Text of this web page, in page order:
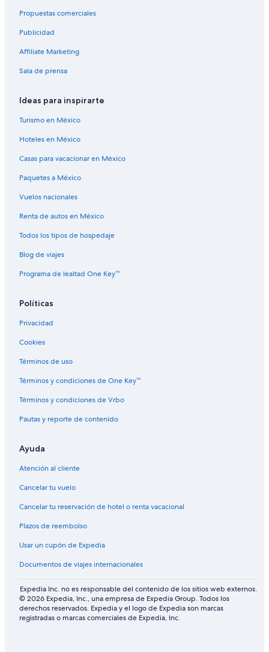
Propuestas comerciales
Publicidad
Affiliate Marketing
Sala de prensa
Ideas para inspirarte
Turismo en México
Hoteles en México
Casas para vacacionar en México
Paquetes a México
Vuelos nacionales
Renta de autos en México
Todos los tipos de hospedaje
Blog de viajes
Programa de lealtad One Key™
Políticas
Privacidad
Cookies
Términos de uso
Términos y condiciones de One Key™
Términos y condiciones de Vrbo
Pautas y reporte de contenido
Ayuda
Atención al cliente
Cancelar tu vuelo
Cancelar tu reservación de hotel o renta vacacional
Plazos de reembolso
Usar un cupón de Expedia
Documentos de viajes internacionales
Expedia Inc. no es responsable del contenido de los sitios web externos.
© 2026 Expedia, Inc., una empresa de Expedia Group. Todos los
derechos reservados. Expedia y el logo de Expedia son marcas
registradas o marcas comerciales de Expedia, Inc.